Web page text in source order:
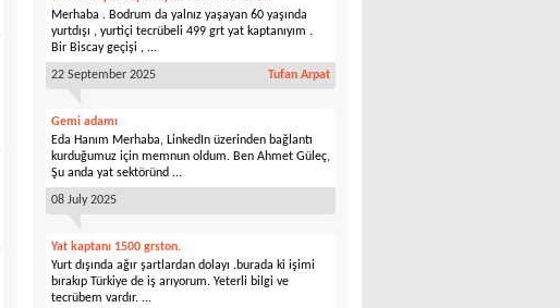
Merhaba . Bodrum da yalnız yaşayan 60 yaşında
yurtdışı , yurtiçi tecrübeli 499 grt yat kaptanıyım .
Bir Biscay geçişi , ...
22 September 2025 Tufan Arpat
Gemi adamı
Eda Hanım Merhaba, LinkedIn üzerinden bağlantı
kurduğumuz için memnun oldum. Ben Ahmet Güleç,
Şu anda yat sektöründ ...
08 July 2025
Yat kaptanı 1500 grston.
Yurt dışında ağır şartlardan dolayı .burada ki işimi
bırakıp Türkiye de iş arıyorum. Yeterli bilgi ve
tecrübem vardır. ...